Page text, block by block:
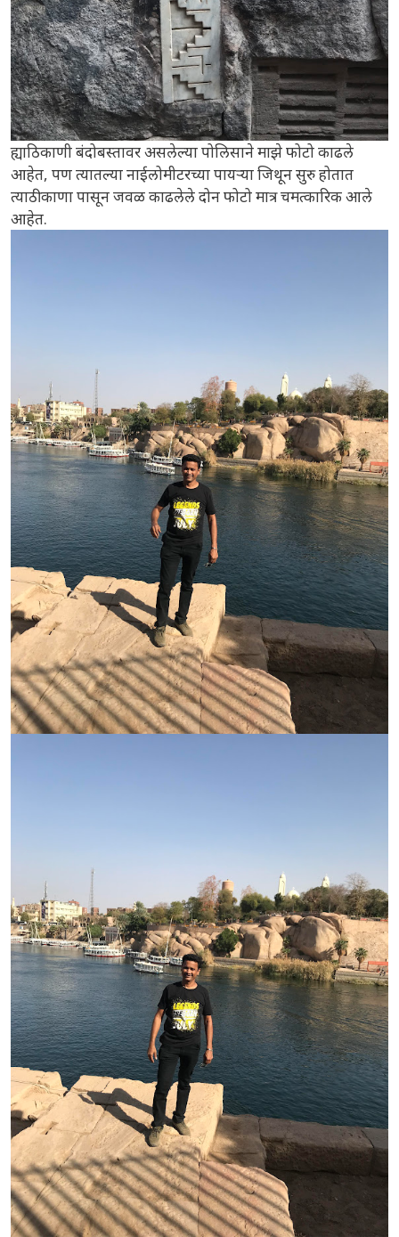
ह्याठिकाणी बंदोबस्तावर असलेल्या पोलिसाने माझे फोटो काढले
आहेत, पण त्यातल्या नाईलोमीटरच्या पायऱ्या जिथून सुरु होतात
त्याठीकाणा पासून जवळ काढलेले दोन फोटो मात्र चमत्कारिक आले
आहेत.